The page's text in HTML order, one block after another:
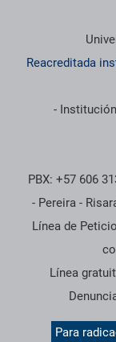
Reacreditada
-
PBX: +57 606
- Pereira -
Línea de
Línea
Para